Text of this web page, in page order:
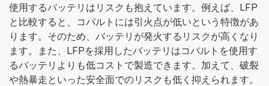
使用するバッテリはリスクも抱えています。例えば、LFP
と比較すると、コバルトには引火点が低いという特徴があ
ります。そのため、バッテリが発火するリスクが高くなり
ます。また、LFPを採用したバッテリはコバルトを使用す
るバッテリよりも低コストで製造できます。加えて、破裂
や熱暴走といった安全面でのリスクも低く抑えられます。